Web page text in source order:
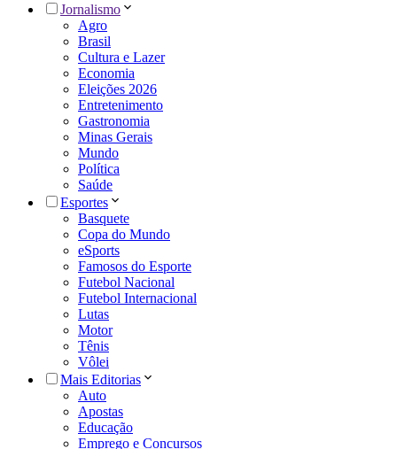
Jornalismo
Agro
Brasil
Cultura e Lazer
Economia
Eleições 2026
Entretenimento
Gastronomia
Minas Gerais
Mundo
Política
Saúde
Esportes
Basquete
Copa do Mundo
eSports
Famosos do Esporte
Futebol Nacional
Futebol Internacional
Lutas
Motor
Tênis
Vôlei
Mais Editorias
Auto
Apostas
Educação
Emprego e Concursos